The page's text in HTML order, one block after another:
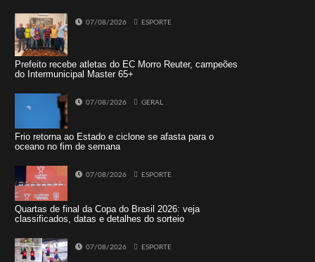
07/08/2026 ESPORTE
Prefeito recebe atletas do EC Morro Reuter, campeões
do Intermunicipal Master 65+
07/08/2026 GERAL
Frio retorna ao Estado e ciclone se afasta para o
oceano no fim de semana
07/08/2026 ESPORTE
Quartas de final da Copa do Brasil 2026: veja
classificados, datas e detalhes do sorteio
07/08/2026 ESPORTE